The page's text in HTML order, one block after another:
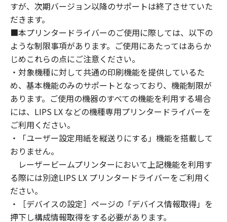
that you must assure that all such users shall
abide by the terms of this Agreement and
shall be subject to restrictions and
obligations borne by you hereunder.
You may make one copy of the SOFTWARE
solely for a back-up purpose.
2. RESTRICTIONS
You shall not use the SOFTWARE except as
expressly granted or permitted herein, and
shall not assign, sublicense, sell, rent, lease,
loan, convey or transfer to any third party the
SOFTWARE. You shall not alter, translate or
convert to another programming language,
modify, disassemble, decompile or otherwise
reverse engineer the SOFTWARE and you shall
not have any third party to do so.
3. COPYRIGHT NOTICE
You shall not modify, remove or delete any
すが、次期バージョン以降のサポートは終了させていた
だきます。
■本プリンタードライバーのご使用に際しては、以下の
ような制限事項があります。ご使用にあたってはあらか
じめこれらの点にご注意ください。
・対象機種に対して共通の印刷機能を提供しているた
め、基本機能のみのサポートとなっており、機能制限が
あります。ご使用の機器のすべての機能を利用する場合
には、LIPS LX などの機種専用プリンタードライバーを
ご利用ください。
・「ユーザー設定用紙を縦送りにする」機能を搭載して
おりません。
レーザービームプリンターにおいて上記機能を利用す
る際には別途LIPS LX プリンタードライバーをご利用く
ださい。
・［デバイスの設定］ページの「デバイス情報取得」を
押下し構成情報取得をする必要があります。